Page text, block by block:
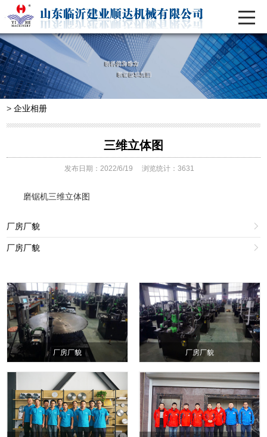
>企业相册
三维立体图
发布日期：2022/6/19 浏览统计：3631
磨锯机三维立体图
厂房厂貌 
厂房厂貌 
厂房厂貌 厂房厂貌